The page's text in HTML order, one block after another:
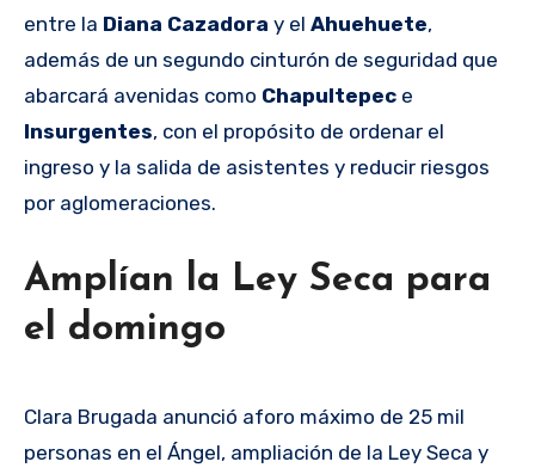
entre la Diana Cazadora y el Ahuehuete,
además de un segundo cinturón de seguridad que
abarcará avenidas como Chapultepec e
Insurgentes, con el propósito de ordenar el
ingreso y la salida de asistentes y reducir riesgos
por aglomeraciones.
Amplían la Ley Seca para
el domingo
Clara Brugada anunció aforo máximo de 25 mil
personas en el Ángel, ampliación de la Ley Seca y